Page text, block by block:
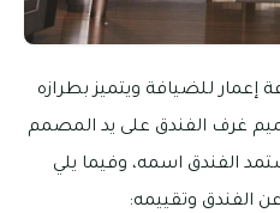
إعمار للضيافة ويتميز بطرازه
غرف الفندق على يد المصمم
الفندق اسمه، وفيما يلي
الفندق وتقييمه: